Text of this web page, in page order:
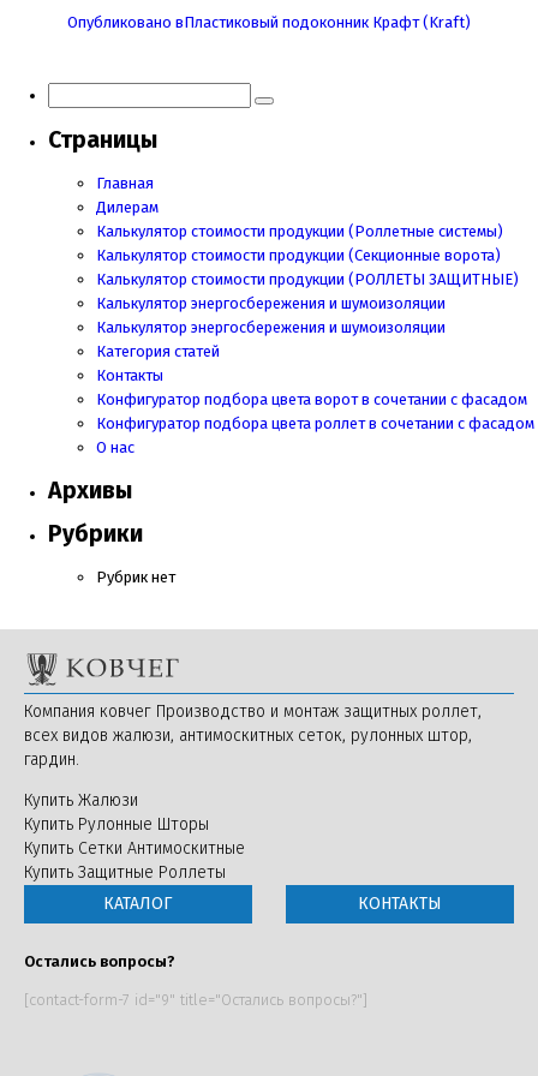
НавигацияОпубликовано вПластиковый подоконник Крафт (Kraft)
Страницы
Главная
Дилерам
Калькулятор стоимости продукции (Роллетные системы)
Калькулятор стоимости продукции (Секционные ворота)
Калькулятор стоимости продукции (РОЛЛЕТЫ ЗАЩИТНЫЕ)
Калькулятор энергосбережения и шумоизоляции
Калькулятор энергосбережения и шумоизоляции
Категория статей
Контакты
Конфигуратор подбора цвета ворот в сочетании с фасадом
Конфигуратор подбора цвета роллет в сочетании с фасадом
О нас
Архивы
Рубрики
Рубрик нет
Компания ковчег Производство и монтаж защитных роллет,
всех видов жалюзи, антимоскитных сеток, рулонных штор,
гардин.
Купить Жалюзи
Купить Рулонные Шторы
Купить Сетки Антимоскитные
Купить Защитные Роллеты
КАТАЛОГ
КОНТАКТЫ
Остались вопросы?
[contact-form-7 id="9" title="Остались вопросы?"]